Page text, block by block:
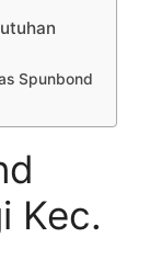
Spunbond
Kec.